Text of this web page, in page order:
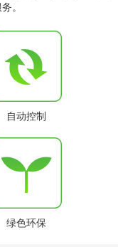
。
自动控制
绿色环保